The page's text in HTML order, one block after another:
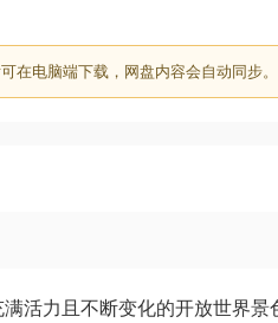
在电脑端下载，网盘内容会自动同步。
活力且不断变化的开放世界